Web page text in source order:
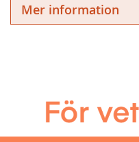
Mer information